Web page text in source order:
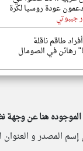
عودة روسيا لكرة
جيبوتي
طاقم ناقلة
رهائن في الصومال
الموجوده هنا عن وجهة
المصدر و العنوان